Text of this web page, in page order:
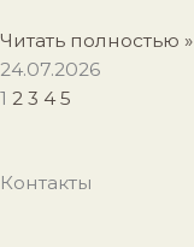
Читать полностью »
24.07.2026
1 2 3 4 5
Контакты